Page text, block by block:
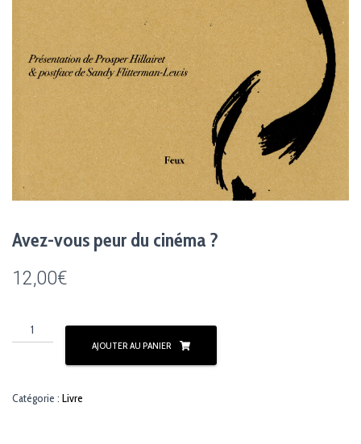
Avez-vous peur du cinéma ?
12,00€
quantité
de
peur
AJOUTER AU PANIER
Catégorie : Livre